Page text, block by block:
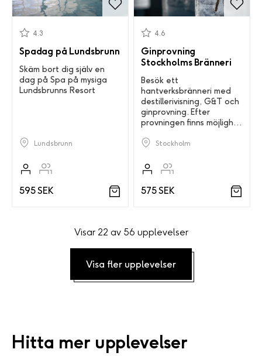
Spadag på Lundsbrunn
4.3
Skäm bort dig själv en
dag på Spa på mysiga
Lundsbrunns Resort
Lundsbrunn
595 SEK
Ginprovning
Stockholms Bränneri
4.6
Besök ett
hantverksbränneri med
destillerivisning, G&T och
ginprovning. Efter
provningen finns möjlighet
Stockholm
575 SEK
Visar 22 av 56 upplevelser
Visa fler upplevelser
Hitta mer upplevelser